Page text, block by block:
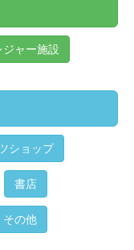
ジャー施設
ショップ
書店
その他